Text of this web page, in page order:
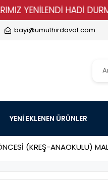
HADİ DURMA
bayi@umuthirdavat.com
YENİ EKLENEN ÜRÜNLER
(KREŞ-ANAOKULU)